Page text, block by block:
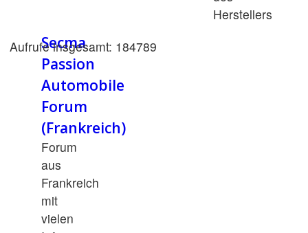
Herstellers
Secma
Passion
Automobile
Forum
(Frankreich)
Forum
aus
Frankreich
mit
vielen
Aufrufe insgesamt: 184789